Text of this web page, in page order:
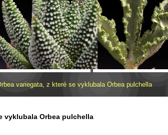
variegata, z které se vyklubala Orbea pulchella
vyklubala Orbea pulchella